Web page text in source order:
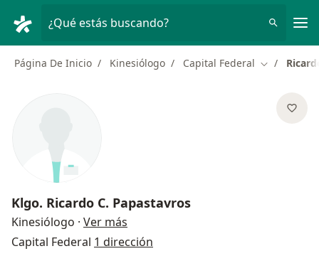
¿Qué estás buscando?
Página De Inicio Kinesiólogo Capital Federal Cambiar de
Klgo. Ricardo C. Papastavros
Kinesiólogo · Ver más
Capital Federal 1 dirección